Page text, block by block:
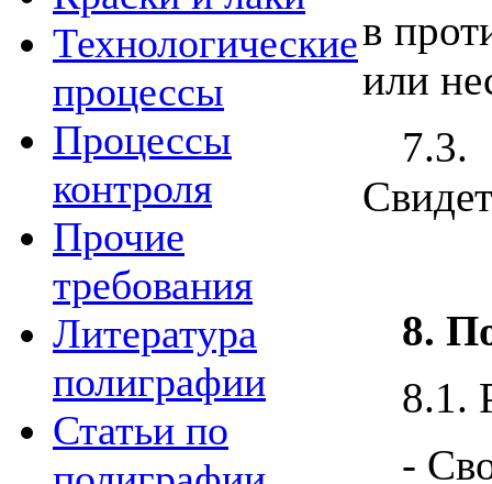
Технологические
процессы
Процессы
контроля
Прочие
требования
Литература
полиграфии
Статьи по
в
или
7.3.
8.
8.1.
-